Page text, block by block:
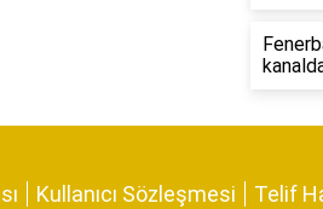
Kullanıcı Sözleşmesi Telif